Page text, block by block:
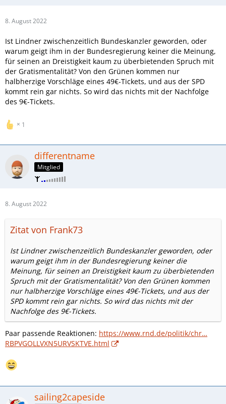
8. August 2022
Ist Lindner zwischenzeitlich Bundeskanzler geworden, oder
warum geigt ihm in der Bundesregierung keiner die Meinung,
für seinen an Dreistigkeit kaum zu überbietenden Spruch mit
der Gratismentalität? Von den Grünen kommen nur
halbherzige Vorschläge eines 49€-Tickets, und aus der SPD
kommt rein gar nichts. So wird das nichts mit der Nachfolge
des 9€-Tickets.
1
differentname
Mitglied
8. August 2022
Zitat von Frank73
Ist Lindner zwischenzeitlich Bundeskanzler geworden, oder
warum geigt ihm in der Bundesregierung keiner die
Meinung, für seinen an Dreistigkeit kaum zu überbietenden
Spruch mit der Gratismentalität? Von den Grünen kommen
nur halbherzige Vorschläge eines 49€-Tickets, und aus der
SPD kommt rein gar nichts. So wird das nichts mit der
Nachfolge des 9€-Tickets.
Paar passende Reaktionen: https://www.rnd.de/politik/chr…
RBPVGOLLVXN5URVSKTVE.html
sailing2capeside